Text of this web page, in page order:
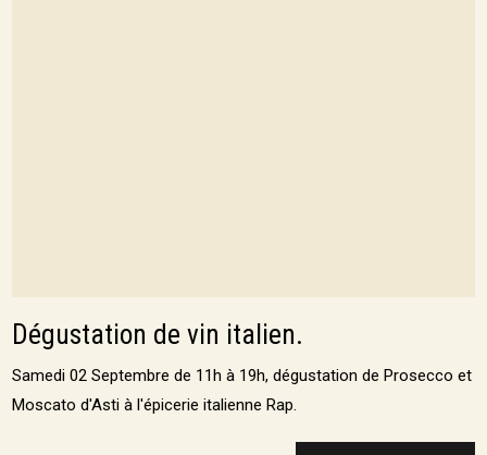
Dégustation de vin italien.
Samedi 02 Septembre de 11h à 19h, dégustation de Prosecco et
Moscato d'Asti à l'épicerie italienne Rap.